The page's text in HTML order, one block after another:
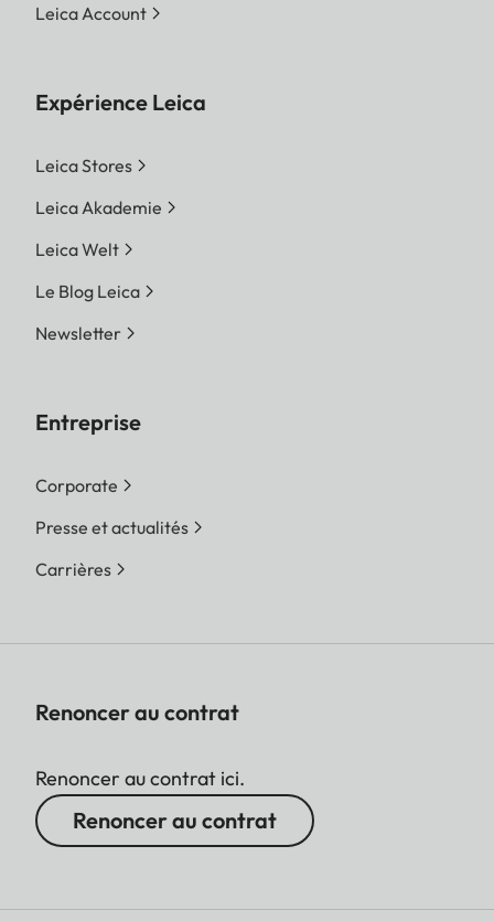
Leica Account
Expérience Leica
Leica Stores
Leica Akademie
Leica Welt
Le Blog Leica
Newsletter
Entreprise
Corporate
Presse et actualités
Carrières
Renoncer au contrat
Renoncer au contrat ici.
Renoncer au contrat